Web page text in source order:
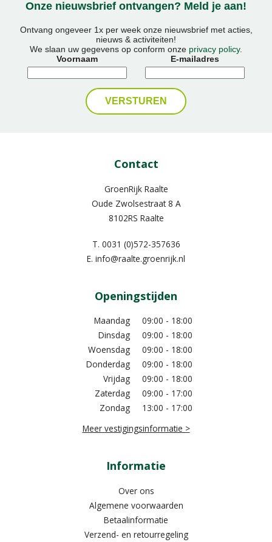
Onze nieuwsbrief ontvangen? Meld je aan!
Ontvang ongeveer 1x per week onze nieuwsbrief met acties,
nieuws & activiteiten!
We slaan uw gegevens op conform onze privacy policy.
Voornaam
E-mailadres
Contact
GroenRijk Raalte
Oude Zwolsestraat 8 A
8102RS Raalte
T. 0031 (0)572-357636
E. info@raalte.groenrijk.nl
Openingstijden
Maandag
09:00 - 18:00
Dinsdag
09:00 - 18:00
Woensdag
09:00 - 18:00
Donderdag
09:00 - 18:00
Vrijdag
09:00 - 18:00
Zaterdag
09:00 - 17:00
Zondag
13:00 - 17:00
Meer vestigingsinformatie >
Informatie
Over ons
Algemene voorwaarden
Betaalinformatie
Verzend- en retourregeling